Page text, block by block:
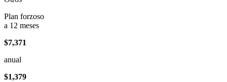
Plan forzoso
a 12 meses
$7,371
anual
$1,379